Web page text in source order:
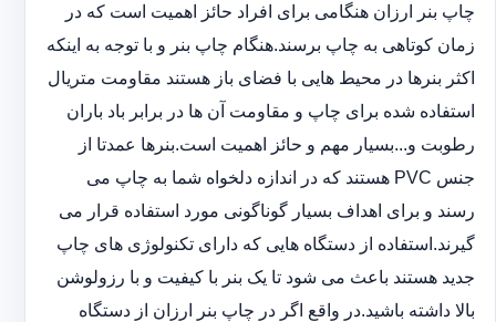
چاپ بنر ارزان هنگامی برای افراد حائز اهمیت است که در
زمان کوتاهی به چاپ برسند.هنگام چاپ بنر و با توجه به اینکه
اکثر بنرها در محیط هایی با فضای باز هستند مقاومت متریال
استفاده شده برای چاپ و مقاومت آن ها در برابر باد باران
رطوبت و...بسیار مهم و حائز اهمیت است.بنرها عمدتا از
جنس PVC هستند که در اندازه دلخواه شما به چاپ می
رسند و برای اهداف بسیار گوناگونی مورد استفاده قرار می
گیرند.استفاده از دستگاه هایی که دارای تکنولوژی های چاپ
جدید هستند باعث می شود تا یک بنر با کیفیت و با رزولوشن
بالا داشته باشید.در واقع اگر در چاپ بنر ارزان از دستگاه